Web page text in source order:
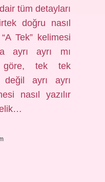
tüm detayları
doğru nasıl
Tek” kelimesi
ayrı ayrı mı
göre, tek tek
ayrı ayrı
nasıl yazılır